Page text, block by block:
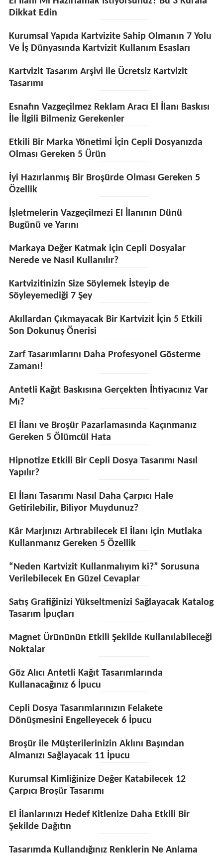
Dikkat Edin
Kurumsal Yapıda Kartvizite Sahip Olmanın 7 Yolu
Ve İş Dünyasında Kartvizit Kullanım Esasları
Kartvizit Tasarım Arşivi ile Ücretsiz Kartvizit
Tasarımı
Esnafın Vazgeçilmez Reklam Aracı El İlanı Baskısı
İle İlgili Bilmeniz Gerekenler
Etkili Bir Marka Yönetimi İçin Cepli Dosyanızda
Olması Gereken 5 Ürün
İyi Hazırlanmış Bir Broşürde Olması Gereken 5
Özellik
İşletmelerin Vazgeçilmezi El İlanının Dünü
Bugünü ve Yarını
Markaya Değer Katmak için Cepli Dosyalar
Nerede ve Nasıl Kullanılır?
Kartvizitinizin Size Söylemek İsteyip de
Söyleyemediği 7 Şey
Akıllardan Çıkmayacak Bir Kartvizit İçin 5 Etkili
Son Dokunuş Önerisi
Zarf Tasarımlarını Daha Profesyonel Gösterme
Zamanı!
Antetli Kağıt Baskısına Gerçekten İhtiyacınız Var
Mı?
El İlanı ve Broşür Pazarlamasında Kaçınmanız
Gereken 5 Ölümcül Hata
Hipnotize Etkili Bir Cepli Dosya Tasarımı Nasıl
Yapılır?
El İlanı Tasarımı Nasıl Daha Çarpıcı Hale
Getirilebilir, Biliyor Muydunuz?
Kâr Marjınızı Artırabilecek El İlanı için Mutlaka
Kullanmanız Gereken 5 Özellik
“Neden Kartvizit Kullanmalıyım ki?” Sorusuna
Verilebilecek En Güzel Cevaplar
Satış Grafiğinizi Yükseltmenizi Sağlayacak Katalog
Tasarım İpuçları
Magnet Ürününün Etkili Şekilde Kullanılabileceği
Noktalar
Göz Alıcı Antetli Kağıt Tasarımlarında
Kullanacağınız 6 İpucu
Cepli Dosya Tasarımlarınızın Felakete
Dönüşmesini Engelleyecek 6 İpucu
Broşür ile Müşterilerinizin Aklını Başından
Almanızı Sağlayacak 11 İpucu
Kurumsal Kimliğinize Değer Katabilecek 12
Çarpıcı Broşür Tasarımı
El İlanlarınızı Hedef Kitlenize Daha Etkili Bir
Şekilde Dağıtın
Tasarımda Kullandığınız Renklerin Ne Anlama